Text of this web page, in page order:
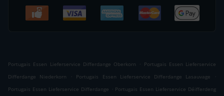
Portugais Essen Lieferservice Differdange Oberkorn . Portugais Essen Lieferservice
Differdange Niederkorn
. Portugais Essen Lieferservice Differdange Lasauvage
.
Portugais Essen Lieferservice Differdange . Portugais Essen Lieferservice Déifferdeng